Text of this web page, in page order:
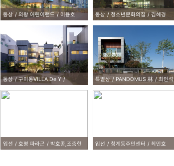
동상 의왕 어린이랜드 이용호 동상 청소년문화의집 김혜경
동상 구미동VILLA De Y 특별상 PANDOMUS 林 최인석
입선 호평 파라곤 박호종,조충현 입선 청계동주민센터 최민호